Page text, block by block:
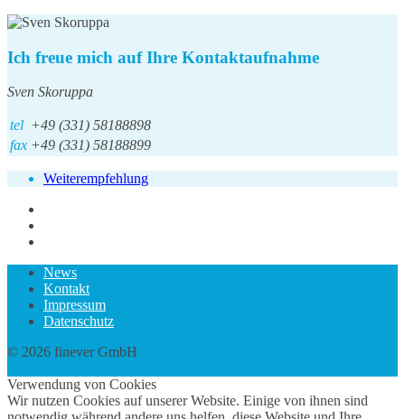
Ich freue mich auf Ihre Kontaktaufnahme
Sven Skoruppa
tel +49 (331) 58188898
fax +49 (331) 58188899
Weiterempfehlung
News
Kontakt
Impressum
Datenschutz
© 2026 finever GmbH
Verwendung von Cookies
Wir nutzen Cookies auf unserer Website. Einige von ihnen sind